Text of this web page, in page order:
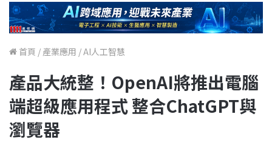
首頁 / 產業應用 /AI人工智慧
產品大統整！OpenAI將推出電腦
端超級應用程式 整合ChatGPT與
瀏覽器